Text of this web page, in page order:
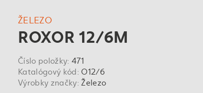
ŽELEZO
ROXOR 12/6M
Číslo položky: 471
Katalógový kód:O12/6
Výrobky značky:Železo